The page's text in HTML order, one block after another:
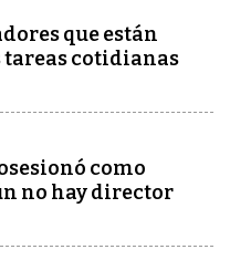
que están
cotidianas
como
no hay director